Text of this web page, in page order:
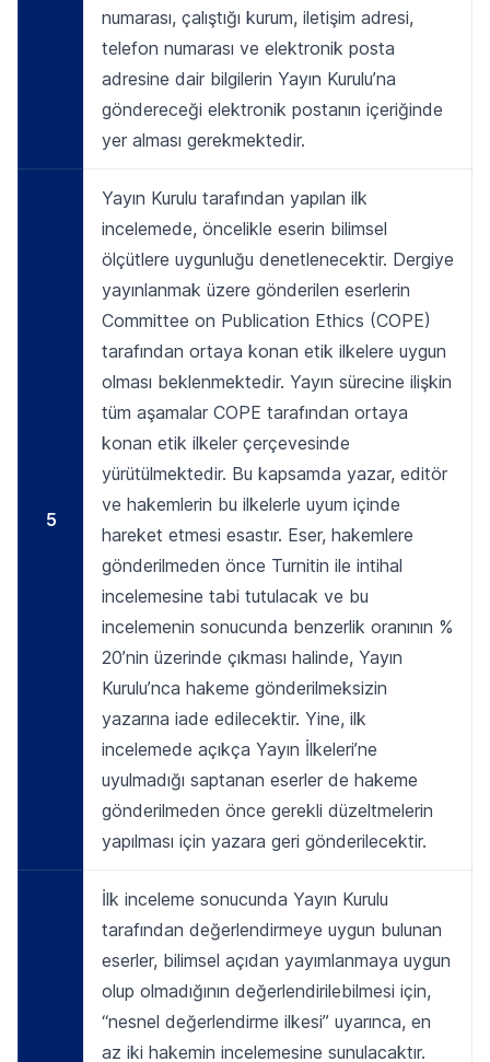
numarası, çalıştığı kurum, iletişim adresi,
telefon numarası ve elektronik posta
adresine dair bilgilerin Yayın Kurulu’na
göndereceği elektronik postanın içeriğinde
yer alması gerekmektedir.
5
Yayın Kurulu tarafından yapılan ilk
incelemede, öncelikle eserin bilimsel
ölçütlere uygunluğu denetlenecektir. Dergiye
yayınlanmak üzere gönderilen eserlerin
Committee on Publication Ethics (COPE)
tarafından ortaya konan etik ilkelere uygun
olması beklenmektedir. Yayın sürecine ilişkin
tüm aşamalar COPE tarafından ortaya
konan etik ilkeler çerçevesinde
yürütülmektedir. Bu kapsamda yazar, editör
ve hakemlerin bu ilkelerle uyum içinde
hareket etmesi esastır. Eser, hakemlere
gönderilmeden önce Turnitin ile intihal
incelemesine tabi tutulacak ve bu
incelemenin sonucunda benzerlik oranının %
20’nin üzerinde çıkması halinde, Yayın
Kurulu’nca hakeme gönderilmeksizin
yazarına iade edilecektir. Yine, ilk
incelemede açıkça Yayın İlkeleri’ne
uyulmadığı saptanan eserler de hakeme
gönderilmeden önce gerekli düzeltmelerin
yapılması için yazara geri gönderilecektir.
İlk inceleme sonucunda Yayın Kurulu
tarafından değerlendirmeye uygun bulunan
eserler, bilimsel açıdan yayımlanmaya uygun
olup olmadığının değerlendirilebilmesi için,
“nesnel değerlendirme ilkesi” uyarınca, en
az iki hakemin incelemesine sunulacaktır.